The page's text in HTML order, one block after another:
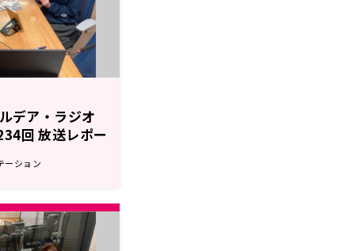
デア・ラジオ
回 放送レポー
ーション